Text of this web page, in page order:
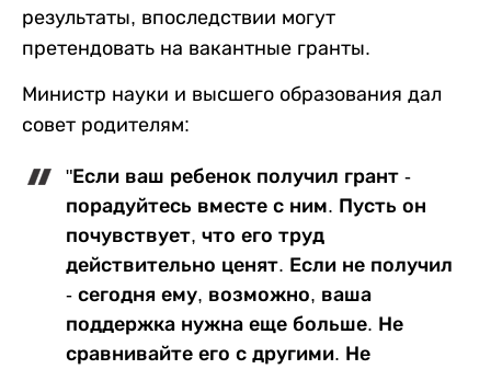
результаты, впоследствии могут
претендовать на вакантные гранты.
Министр науки и высшего образования дал
совет родителям:
"Если ваш ребенок получил грант -
порадуйтесь вместе с ним. Пусть он
почувствует, что его труд
действительно ценят. Если не получил
- сегодня ему, возможно, ваша
поддержка нужна еще больше. Не
сравнивайте его с другими. Не